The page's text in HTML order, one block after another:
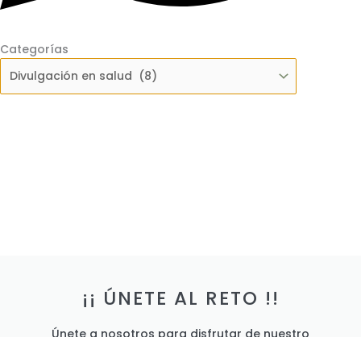
Categorías
¡¡ ÚNETE AL RETO !!
Únete a nosotros para disfrutar de nuestro